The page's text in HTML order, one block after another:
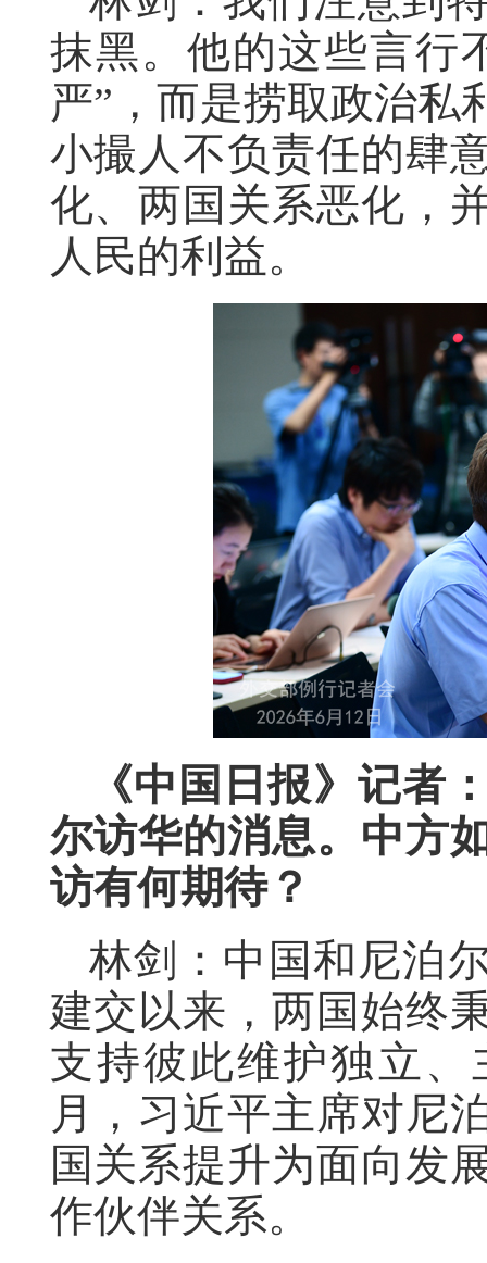
抹黑。他的这些言行
严”，而是捞取政治私
小撮人不负责任的肆
化、两国关系恶化，
人民的利益。
《中国日报》记者
尔访华的消息。中方
访有何期待？
林剑：中国和尼泊
建交以来，两国始终
支持彼此维护独立、
月，习近平主席对尼
国关系提升为面向发
作伙伴关系。